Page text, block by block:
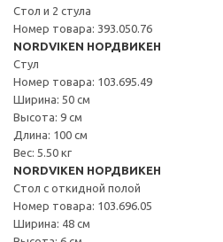
Стол и 2 стула
Номер товара: 393.050.76
NORDVIKEN НОРДВИКЕН
Стул
Номер товара: 103.695.49
Ширина: 50 см
Высота: 9 см
Длина: 100 см
Вес: 5.50 кг
NORDVIKEN НОРДВИКЕН
Стол с откидной полой
Номер товара: 103.696.05
Ширина: 48 см